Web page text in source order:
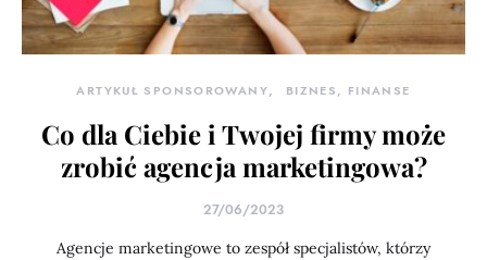
ARTYKUŁ SPONSOROWANY BIZNES, FINANSE
Co dla Ciebie i Twojej firmy może
zrobić agencja marketingowa?
27/06/2023
Agencje marketingowe to zespół specjalistów, którzy